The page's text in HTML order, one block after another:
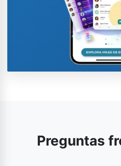
Preguntas